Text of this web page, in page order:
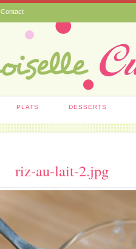
Contact
PLATS DESSERTS
riz-au-lait-2.jpg